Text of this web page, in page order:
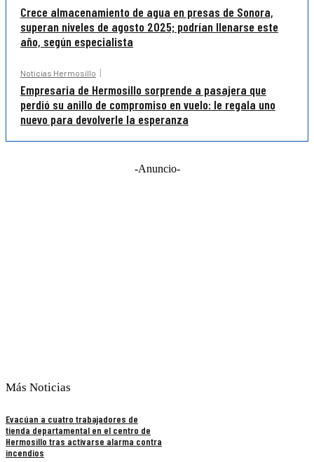
Crece almacenamiento de agua en presas de Sonora,
superan niveles de agosto 2025; podrían llenarse este
año, según especialista
Noticias Hermosillo
Empresaria de Hermosillo sorprende a pasajera que
perdió su anillo de compromiso en vuelo: le regala uno
nuevo para devolverle la esperanza
-Anuncio-
Más Noticias
Evacúan a cuatro trabajadores de
tienda departamental en el centro de
Hermosillo tras activarse alarma contra
incendios